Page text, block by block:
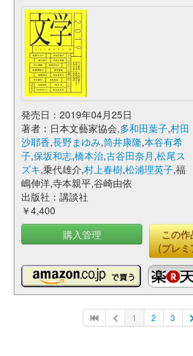
発売日：2019年04月25日
著者：日本文藝家協会,多和田葉子,村田
沙耶香,長野まゆみ,筒井康隆,本谷有希
子,保坂和志,橋本治,古谷田奈月 ,松尾ス
ズキ,乗代雄介,村上春樹,松浦理英子,福
嶋伸洋,寺本親平,谷崎由依
出版社：講談社
￥4,400
購入管理
この
(プレ
1 2 3